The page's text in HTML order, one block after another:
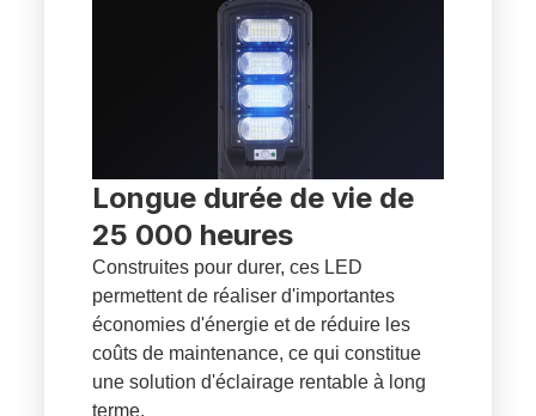
Longue durée de vie de
25 000 heures
Construites pour durer, ces LED
permettent de réaliser d'importantes
économies d'énergie et de réduire les
coûts de maintenance, ce qui constitue
une solution d'éclairage rentable à long
terme.